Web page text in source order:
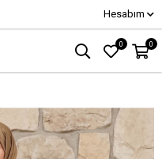
Hesabım
0 0